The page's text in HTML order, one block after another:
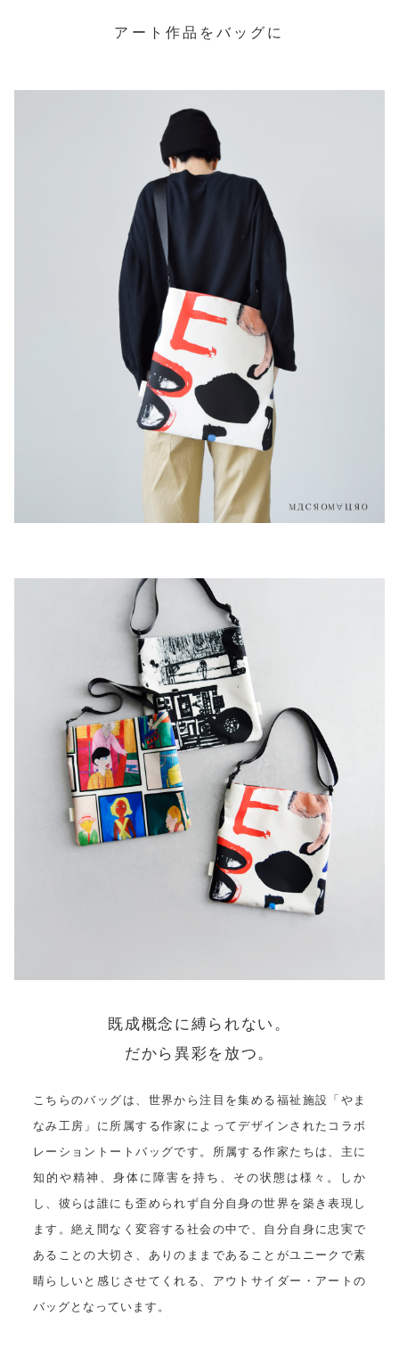
アート作品をバッグに
既成概念に縛られない。
だから異彩を放つ。
こちらのバッグは、世界から注目を集める福祉施設「やま
なみ工房」に所属する作家によってデザインされたコラボ
レーショントートバッグです。所属する作家たちは、主に
知的や精神、身体に障害を持ち、その状態は様々。しか
し、彼らは誰にも歪められず自分自身の世界を築き表現し
ます。絶え間なく変容する社会の中で、自分自身に忠実で
あることの大切さ、ありのままであることがユニークで素
晴らしいと感じさせてくれる、アウトサイダー・アートの
バッグとなっています。